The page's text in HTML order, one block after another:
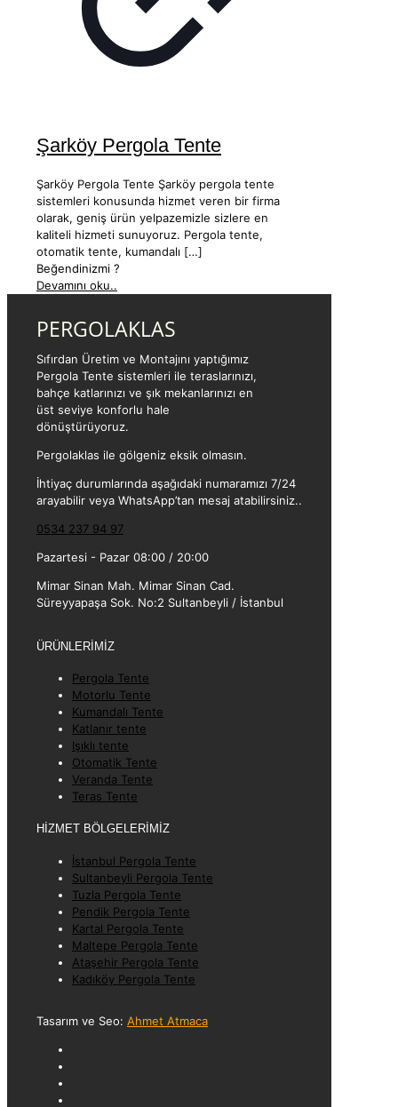
Şarköy Pergola Tente
Şarköy Pergola Tente Şarköy pergola tente
sistemleri konusunda hizmet veren bir firma
olarak, geniş ürün yelpazemizle sizlere en
kaliteli hizmeti sunuyoruz. Pergola tente,
otomatik tente, kumandalı […]
Beğendinizmi ?
Devamını oku..
PERGOLAKLAS
Sıfırdan Üretim ve Montajını yaptığımız
Pergola Tente sistemleri ile teraslarınızı,
bahçe katlarınızı ve şık mekanlarınızı en
üst seviye konforlu hale
dönüştürüyoruz.
Pergolaklas ile gölgeniz eksik olmasın.
İhtiyaç durumlarında aşağıdaki numaramızı 7/24
arayabilir veya WhatsApp’tan mesaj atabilirsiniz..
0534 237 94 97
Pazartesi - Pazar 08:00 / 20:00
Mimar Sinan Mah. Mimar Sinan Cad.
Süreyyapaşa Sok. No:2 Sultanbeyli / İstanbul
ÜRÜNLERİMİZ
Pergola Tente
Motorlu Tente
Kumandalı Tente
Katlanır tente
Işıklı tente
Otomatik Tente
Veranda Tente
Teras Tente
HİZMET BÖLGELERİMİZ
İstanbul Pergola Tente
Sultanbeyli Pergola Tente
Tuzla Pergola Tente
Pendik Pergola Tente
Kartal Pergola Tente
Maltepe Pergola Tente
Ataşehir Pergola Tente
Kadıköy Pergola Tente
Tasarım ve Seo: Ahmet Atmaca